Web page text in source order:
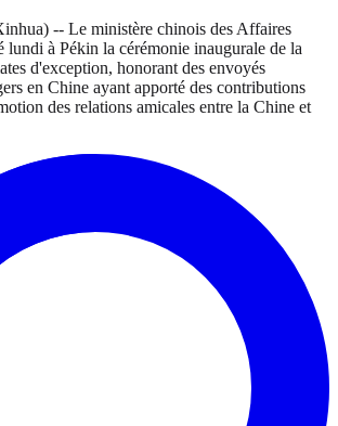
-- Le ministère chinois des Affaires
lundi à Pékin la cérémonie inaugurale de la
d'exception, honorant des envoyés
en Chine ayant apporté des contributions
des relations amicales entre la Chine et